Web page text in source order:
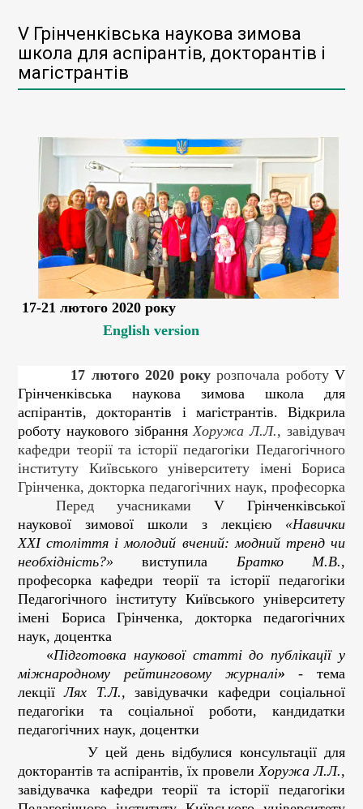
V Грінченківська наукова зимова
школа для аспірантів, докторантів і
магістрантів
17-21 лютого 2020 року
English version
17 лютого 2020 року розпочала роботуV
Грінченківська наукова зимова школа для
аспірантів, докторантів і магістрантів. Відкрила
роботу наукового зібрання Хоружа Л.Л., завідувач
кафедри теорії та історії педагогіки Педагогічного
інституту Київського університету імені Бориса
Грінченка, докторка педагогічних наук, професорка
Перед учасникамиV Грінченківської
наукової зимової школи з лекцією «Навички
ХХІ століття і молодий вчений: модний тренд чи
необхідність?»
виступила Братко М.В.,
професорка кафедри теорії та історії педагогіки
Педагогічного інституту Київського університету
імені Бориса Грінченка, докторка педагогічних
наук, доцентка
«Підготовка наукової статті до публікації у
міжнародному рейтинговому журналі»- тема
лекціїЛях Т.Л.,завідувачки кафедри соціальної
педагогіки та соціальної роботи, кандидатки
педагогічних наук, доцентки
У цей день відбулися консультації для
докторантів та аспірантів, їх провелиХоружа Л.Л.,
завідувачка
кафедри теорії та історії педагогіки